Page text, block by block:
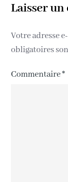
Laisser
Votre adresse
obligatoires
Commentaire*